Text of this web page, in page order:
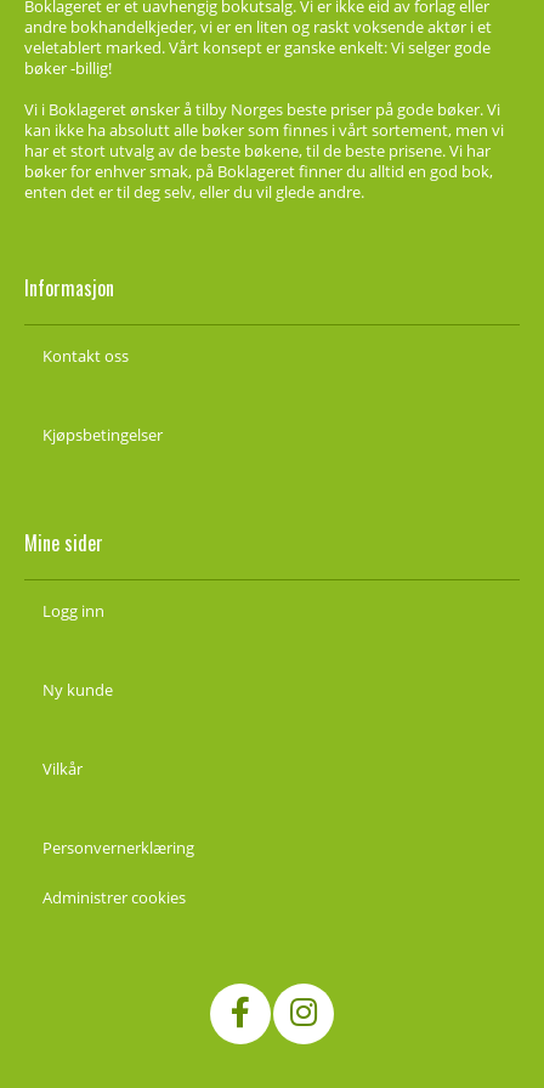
Boklageret er et uavhengig bokutsalg. Vi er ikke eid av forlag eller
andre bokhandelkjeder, vi er en liten og raskt voksende aktør i et
veletablert marked. Vårt konsept er ganske enkelt: Vi selger gode
bøker -billig!
Vi i Boklageret ønsker å tilby Norges beste priser på gode bøker. Vi
kan ikke ha absolutt alle bøker som finnes i vårt sortement, men vi
har et stort utvalg av de beste bøkene, til de beste prisene. Vi har
bøker for enhver smak, på Boklageret finner du alltid en god bok,
enten det er til deg selv, eller du vil glede andre.
Informasjon
Kontakt oss
Kjøpsbetingelser
Mine sider
Logg inn
Ny kunde
Vilkår
Personvernerklæring
Administrer cookies